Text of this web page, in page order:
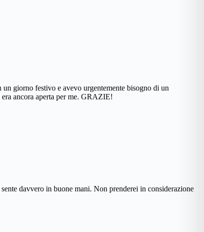
giorno festivo e avevo urgentemente bisogno di un
ancora aperta per me. GRAZIE!
davvero in buone mani. Non prenderei in considerazione